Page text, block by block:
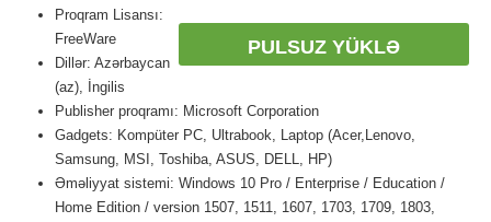
PULSUZ YÜKLƏ
Proqram Lisansı:
FreeWare
Dillər: Azərbaycan
(az), İngilis
Publisher proqramı: Microsoft Corporation
Gadgets: Kompüter PC, Ultrabook, Laptop (Acer,Lenovo,
Samsung, MSI, Toshiba, ASUS, DELL, HP)
Əməliyyat sistemi: Windows 10 Pro / Enterprise / Education /
Home Edition / version 1507, 1511, 1607, 1703, 1709, 1803,